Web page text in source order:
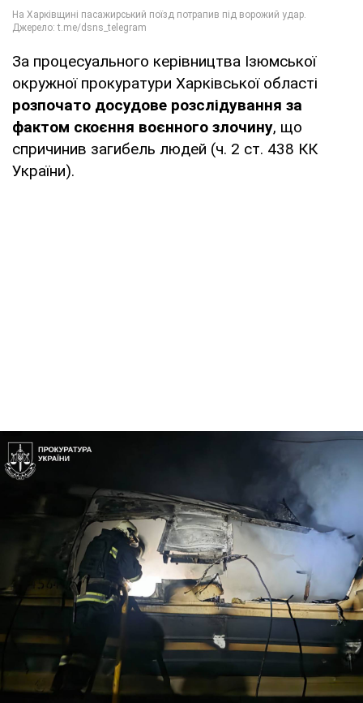
За процесуального керівництва Ізюмської
окружної прокуратури Харківської області
розпочато досудове розслідування за
фактом скоєння воєнного злочину, що
спричинив загибель людей (ч. 2 ст. 438 КК
України).